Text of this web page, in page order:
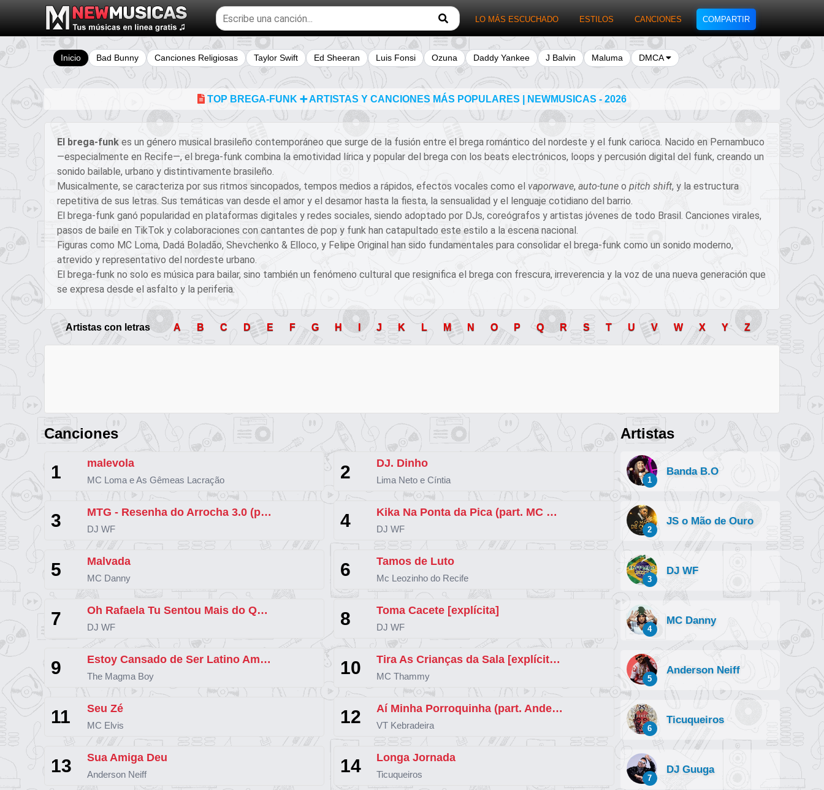
Buscar
temas
musicales
LO MÁS ESCUCHADO ESTILOS CANCIONES COMPARTIR
Inicio Bad Bunny Canciones Religiosas Taylor Swift Ed Sheeran Luis Fonsi Ozuna Daddy Yankee J Balvin Maluma DMCA
TOP BREGA-FUNK ➕ ARTISTAS Y CANCIONES MÁS POPULARES | NEWMUSICAS - 2026
El brega-funk es un género musical brasileño contemporáneo que surge de la fusión entre el brega romántico del nordeste y el funk carioca. Nacido en Pernambuco
—especialmente en Recife—, el brega-funk combina la emotividad lírica y popular del brega con los beats electrónicos, loops y percusión digital del funk, creando un
sonido bailable, urbano y distintivamente brasileño.
Musicalmente, se caracteriza por sus ritmos sincopados, tempos medios a rápidos, efectos vocales como el vaporwave, auto-tune o pitch shift, y la estructura
repetitiva de sus letras. Sus temáticas van desde el amor y el desamor hasta la fiesta, la sensualidad y el lenguaje cotidiano del barrio.
El brega-funk ganó popularidad en plataformas digitales y redes sociales, siendo adoptado por DJs, coreógrafos y artistas jóvenes de todo Brasil. Canciones virales,
pasos de baile en TikTok y colaboraciones con cantantes de pop y funk han catapultado este estilo a la escena nacional.
Figuras como MC Loma, Dadá Boladão, Shevchenko & Elloco, y Felipe Original han sido fundamentales para consolidar el brega-funk como un sonido moderno,
atrevido y representativo del nordeste urbano.
El brega-funk no solo es música para bailar, sino también un fenómeno cultural que resignifica el brega con frescura, irreverencia y la voz de una nueva generación que
se expresa desde el asfalto y la periferia.
Artistas con letras A B C D E F G H I J K L M N O P Q R S T U V W X Y Z
Canciones
1 malevola
MC Loma e As Gêmeas Lacração 2 DJ. Dinho
Lima Neto e Cíntia
3 MTG - Resenha do Arrocha 3.0 (part. J. Eskine e MC GW)
DJ WF 4 Kika Na Ponta da Pica (part. MC GW e MC Magrinho)
DJ WF
5 Malvada
MC Danny 6 Tamos de Luto
Mc Leozinho do Recife
7 Oh Rafaela Tu Sentou Mais do Que Ela (part. MC Delux) [explícita]
DJ WF 8 Toma Cacete [explícita]
DJ WF
9 Estoy Cansado de Ser Latino Americano
The Magma Boy 10 Tira As Crianças da Sala [explícita] (part. Hyperanhas e MC Pipokinha)
MC Thammy
11 Seu Zé
MC Elvis 12 Aí Minha Porroquinha (part. Anderson Neiff, Danilo Neiff, MC Morena e John
VT Kebradeira
13 Sua Amiga Deu
Anderson Neiff 14 Longa Jornada
Ticuqueiros
Artistas
1
Banda B.O
2
JS o Mão de Ouro
3
DJ WF
4
MC Danny
5
Anderson Neiff
6
Ticuqueiros
7
DJ Guuga